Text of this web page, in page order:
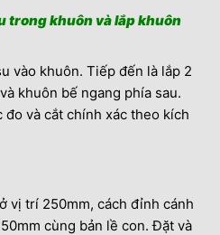
trong khuôn và lắp khuôn
vào khuôn. Tiếp đến là lắp 2
khuôn bế ngang phía sau.
và cắt chính xác theo kích
vị trí 250mm, cách đỉnh cánh
cùng bản lề con. Đặt và